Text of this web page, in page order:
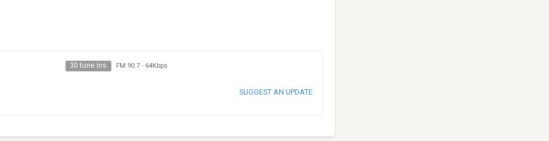
30 tune ins FM 90.7- 64Kbps
SUGGEST AN UPDATE